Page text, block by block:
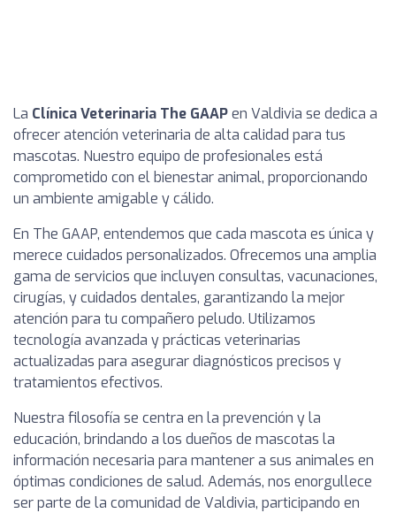
La Clínica Veterinaria The GAAPen Valdivia se dedica a
ofrecer atención veterinaria de alta calidad para tus
mascotas. Nuestro equipo de profesionales está
comprometido con el bienestar animal, proporcionando
un ambiente amigable y cálido.
En The GAAP, entendemos que cada mascota es única y
merece cuidados personalizados. Ofrecemos una amplia
gama de servicios que incluyen consultas, vacunaciones,
cirugías, y cuidados dentales, garantizando la mejor
atención para tu compañero peludo. Utilizamos
tecnología avanzada y prácticas veterinarias
actualizadas para asegurar diagnósticos precisos y
tratamientos efectivos.
Nuestra filosofía se centra en la prevención y la
educación, brindando a los dueños de mascotas la
información necesaria para mantener a sus animales en
óptimas condiciones de salud. Además, nos enorgullece
ser parte de la comunidad de Valdivia, participando en